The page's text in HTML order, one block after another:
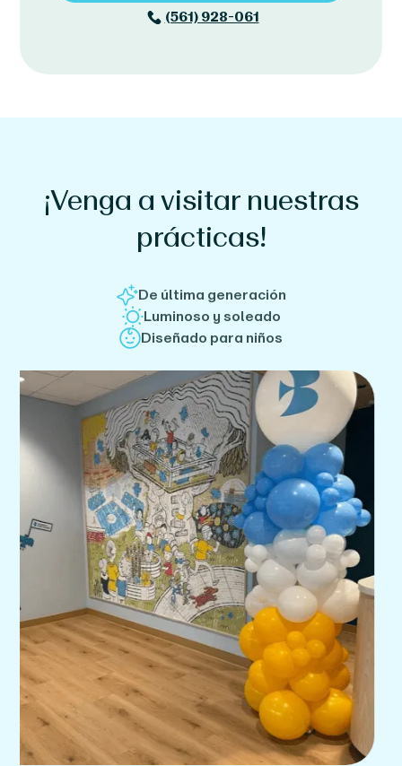
(561) 928-061
¡Venga a visitar nuestras
prácticas!
De última generación
Luminoso y soleado
Diseñado para niños